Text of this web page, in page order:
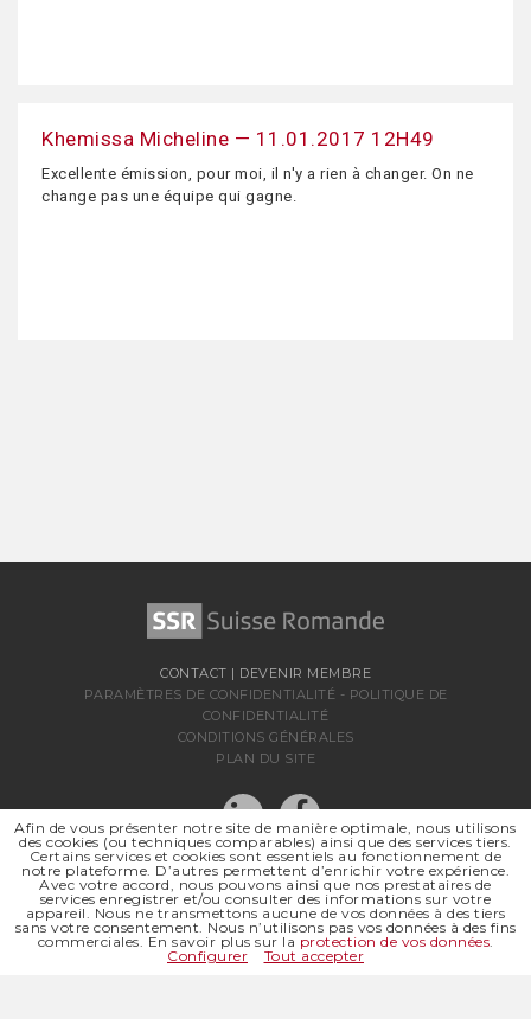
Khemissa Micheline — 11.01.2017 12H49
Excellente émission, pour moi, il n'y a rien à changer. On ne
change pas une équipe qui gagne.
CONTACT | DEVENIR MEMBRE
PARAMÈTRES DE CONFIDENTIALITÉ - POLITIQUE DE
CONFIDENTIALITÉ
CONDITIONS GÉNÉRALES
PLAN DU SITE
SSR SUISSE ROMANDE
SOCIÉTÉ RÉGIONALE DE
Afin de vous présenter notre site de manière optimale, nous utilisons
des cookies (ou techniques comparables) ainsi que des services tiers.
Certains services et cookies sont essentiels au fonctionnement de
notre plateforme. D’autres permettent d’enrichir votre expérience.
Avec votre accord, nous pouvons ainsi que nos prestataires de
services enregistrer et/ou consulter des informations sur votre
appareil. Nous ne transmettons aucune de vos données à des tiers
sans votre consentement. Nous n’utilisons pas vos données à des fins
commerciales. En savoir plus sur la protection de vos données.
Configurer
Tout accepter